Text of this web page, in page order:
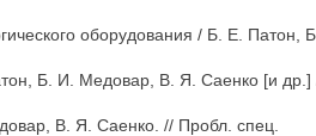
оборудования / Б. Е. Патон,
Б. И. Медовар, В. Я. Саенко [и др.]
В. Я. Саенко. // Пробл. спец.